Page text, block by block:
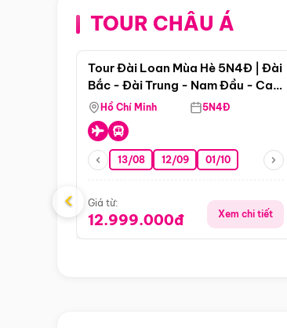
TOUR CHÂU ÁĐiểm nổi bật
Tour Đài Loan Mùa Hè 5N4Đ | Đài
Bắc - Đài Trung - Nam Đầu - Cao
Hùng ( Bay Vn)
Hồ Chí Minh 5N4Đ
13/08 12/09 01/10
Giá từ:
12.999.000đ Xem chi tiết
‹